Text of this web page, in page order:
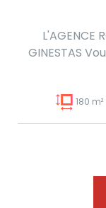
L'AGENCE
GINESTAS
180 m²